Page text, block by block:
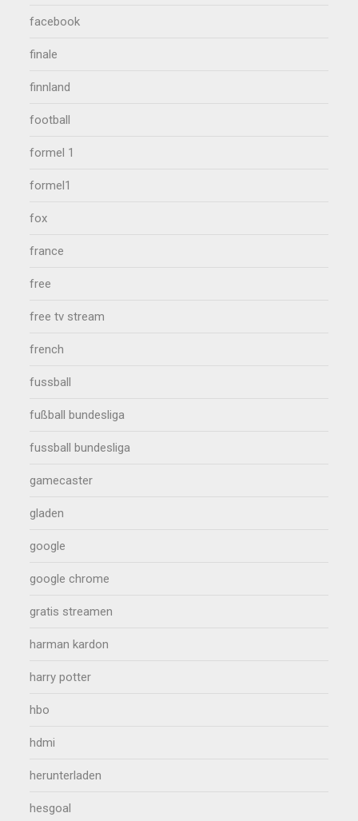
facebook
finale
finnland
football
formel 1
formel1
fox
france
free
free tv stream
french
fussball
fußball bundesliga
fussball bundesliga
gamecaster
gladen
google
google chrome
gratis streamen
harman kardon
harry potter
hbo
hdmi
herunterladen
hesgoal